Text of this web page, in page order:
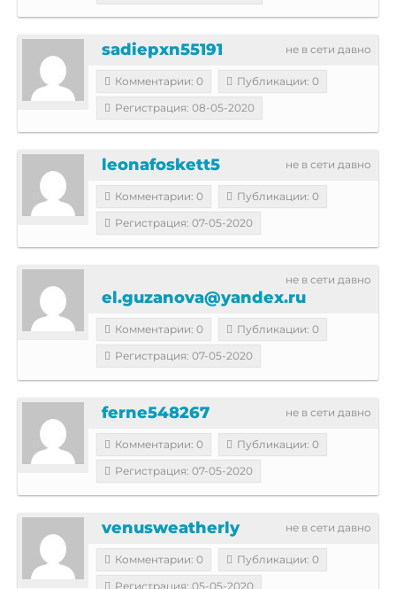
не в сети давно
sadiepxn55191
Комментарии: 0
Публикации: 0
Регистрация: 08-05-2020
не в сети давно
leonafoskett5
Комментарии: 0
Публикации: 0
Регистрация: 07-05-2020
не в сети давно
el.guzanova@yandex.ru
Комментарии: 0
Публикации: 0
Регистрация: 07-05-2020
не в сети давно
ferne548267
Комментарии: 0
Публикации: 0
Регистрация: 07-05-2020
не в сети давно
venusweatherly
Комментарии: 0
Публикации: 0
Регистрация: 05-05-2020